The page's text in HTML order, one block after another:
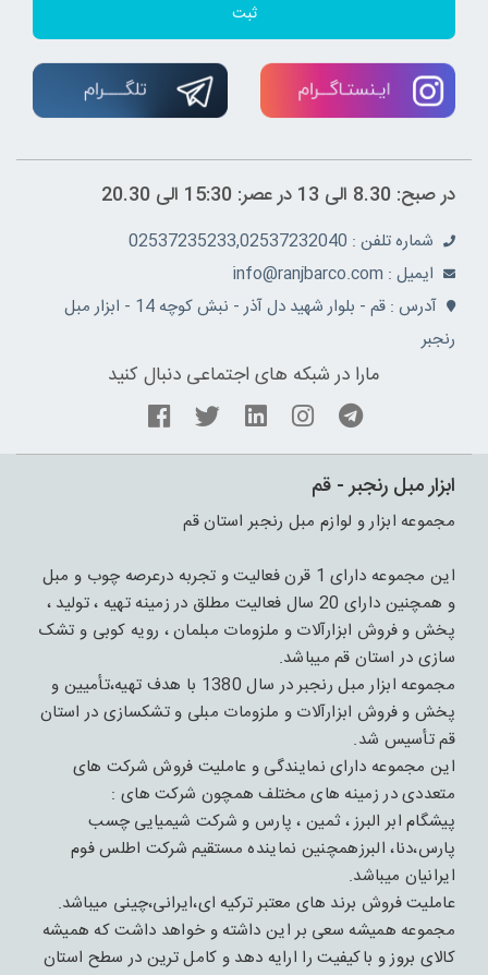
ثبت
در صبح: 8.30 الی 13 در عصر: 15:30 الی 20.30
شماره تلفن : 02537235233,02537232040
ايميل : info@ranjbarco.com
آدرس : قم - بلوار شهید دل آذر - نبش کوچه 14 - ابزار مبل
رنجبر
مارا در شبکه های اجتماعی دنبال کنید
ابزار مبل رنجبر - قم
مجموعه ابزار و لوازم مبل رنجبر استان قم
این مجموعه دارای 1 قرن فعالیت و تجربه درعرصه چوب و مبل
و همچنین دارای 20 سال فعالیت مطلق در زمینه تهیه ، تولید ،
پخش و فروش ابزارآلات و ملزومات مبلمان ، رویه کوبی و تشک
سازی در استان قم میباشد.
مجموعه ابزار مبل رنجبر در سال 1380 با هدف تهیه،تأمیین و
پخش و فروش ابزارآلات و ملزومات مبلی و تشکسازی در استان
قم تأسیس شد.
این مجموعه دارای نمایندگی و عاملیت فروش شرکت های
متعددی در زمینه های مختلف همچون شرکت های :
پیشگام ابر البرز ، ثمین ، پارس و شرکت شیمیایی چسب
پارس،دنا، البرزهمچنین نماینده مستقیم شرکت اطلس فوم
ایرانیان میباشد.
عاملیت فروش برند های معتبر ترکیه ای،ایرانی،چینی میباشد.
مجموعه همیشه سعی بر این داشته و خواهد داشت که همیشه
کالای بروز و باکیفیت را ارایه دهد و کامل ترین در سطح استان